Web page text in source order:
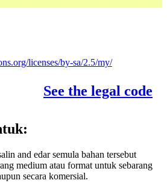
licenses/by-sa/2.5/my/
See the legal code
and edar semula bahan tersebut
medium atau format untuk sebarang
secara komersial.